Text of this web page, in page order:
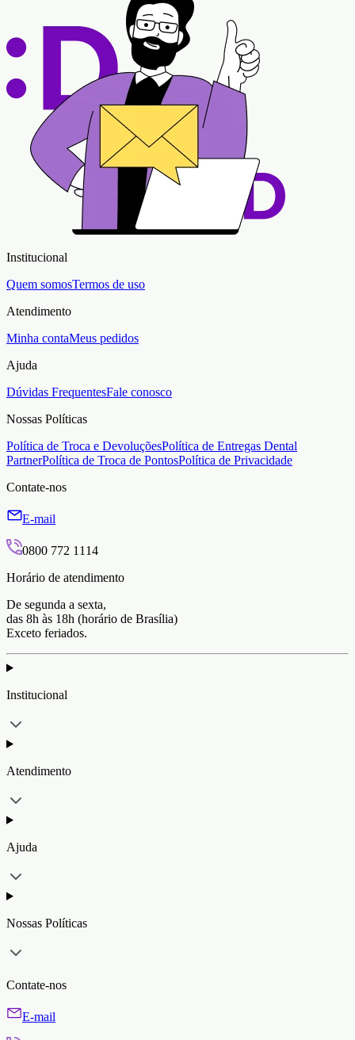
Institucional
Quem somosTermos de uso
Atendimento
Minha contaMeus pedidos
Ajuda
Dúvidas FrequentesFale conosco
Nossas Políticas
Política de Troca e DevoluçõesPolítica de Entregas Dental
PartnerPolítica de Troca de PontosPolítica de Privacidade
Contate-nos
E-mail
0800 772 1114
Horário de atendimento
De segunda a sexta,
das 8h às 18h (horário de Brasília)
Exceto feriados.
Institucional
Atendimento
Ajuda
Nossas Políticas
Contate-nos
E-mail